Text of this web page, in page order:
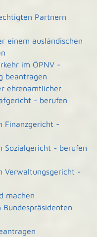
Partnern
einem ausländischen
im ÖPNV -
beantragen
ehrenamtlicher
- berufen
Finanzgericht -
Sozialgericht - berufen
Verwaltungsgericht -
machen